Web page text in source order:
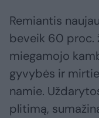
Remiantis
beveik 60 proc.
miegamojo
gyvybės ir
namie.
plitimą,